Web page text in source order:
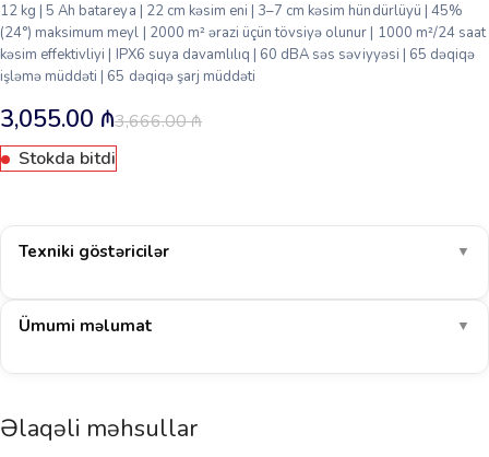
12 kg | 5 Ah batareya | 22 cm kəsim eni | 3–7 cm kəsim hündürlüyü | 45%
(24°) maksimum meyl | 2000 m² ərazi üçün tövsiyə olunur | 1000 m²/24 saat
kəsim effektivliyi | IPX6 suya davamlılıq | 60 dBA səs səviyyəsi | 65 dəqiqə
işləmə müddəti | 65 dəqiqə şarj müddəti
3,666.00₼
3,055.00 ₼
Stokda bitdi
Texniki göstəricilər ▼
Ümumi məlumat ▼
Əlaqəli məhsullar